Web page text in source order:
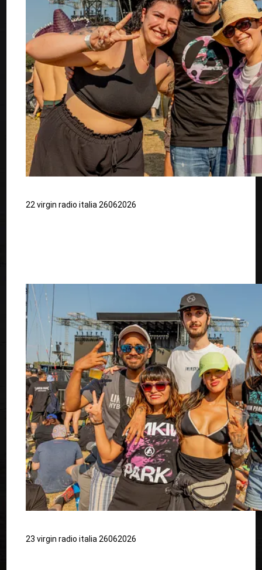
22 virgin radio italia 26062026
23 virgin radio italia 26062026